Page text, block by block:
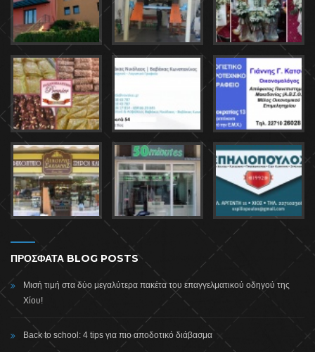
ΠΡΟΣΦΑΤΑ BLOG POSTS
Μισή τιμή στα δύο μεγαλύτερα πακέτα του επαγγελματικού οδηγού της
Χίου!
Back to school: 4 tips για πιο αποδοτικό διάβασμα